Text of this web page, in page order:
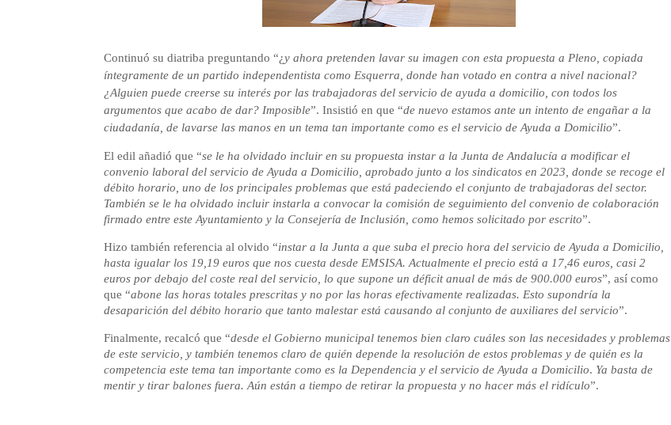
Continuó su diatriba preguntando “¿y ahora pretenden lavar su imagen con esta propuesta a Pleno, copiada
íntegramente de un partido independentista como Esquerra, donde han votado en contra a nivel nacional?
¿Alguien puede creerse su interés por las trabajadoras del servicio de ayuda a domicilio, con todos los
argumentos que acabo de dar? Imposible”. Insistió en que “de nuevo estamos ante un intento de engañar a la
ciudadanía, de lavarse las manos en un tema tan importante como es el servicio de Ayuda a Domicilio”.
El edil añadió que “se le ha olvidado incluir en su propuesta instar a la Junta de Andalucía a modificar el
convenio laboral del servicio de Ayuda a Domicilio, aprobado junto a los sindicatos en 2023, donde se recoge el
débito horario, uno de los principales problemas que está padeciendo el conjunto de trabajadoras del sector.
También se le ha olvidado incluir instarla a convocar la comisión de seguimiento del convenio de colaboración
firmado entre este Ayuntamiento y la Consejería de Inclusión, como hemos solicitado por escrito”.
Hizo también referencia al olvido “instar a la Junta a que suba el precio hora del servicio de Ayuda a Domicilio,
hasta igualar los 19,19 euros que nos cuesta desde EMSISA. Actualmente el precio está a 17,46 euros, casi 2
euros por debajo del coste real del servicio, lo que supone un déficit anual de más de 900.000 euros”, así como
que “abone las horas totales prescritas y no por las horas efectivamente realizadas. Esto supondría la
desaparición del débito horario que tanto malestar está causando al conjunto de auxiliares del servicio”.
Finalmente, recalcó que “desde el Gobierno municipal tenemos bien claro cuáles son las necesidades y problemas
de este servicio, y también tenemos claro de quién depende la resolución de estos problemas y de quién es la
competencia este tema tan importante como es la Dependencia y el servicio de Ayuda a Domicilio. Ya basta de
mentir y tirar balones fuera. Aún están a tiempo de retirar la propuesta y no hacer más el ridículo”.